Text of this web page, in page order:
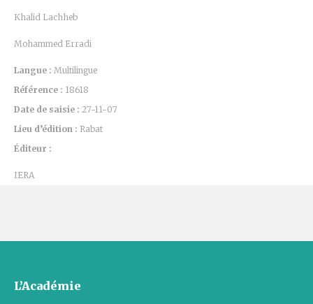
Khalid Lachheb
Mohammed Erradi
Langue : Multilingue
Référence : 18618
Date de saisie : 27-11-07
Lieu d’édition : Rabat
Éditeur :
IERA
L’Académie